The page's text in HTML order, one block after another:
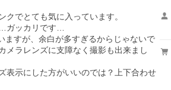
でとても気に入っています。
ガッカリです…
ますが、余白が多すぎるからじゃないで
メラレンズに支障なく撮影も出来まし
表示にした方がいいのでは？上下合わせ